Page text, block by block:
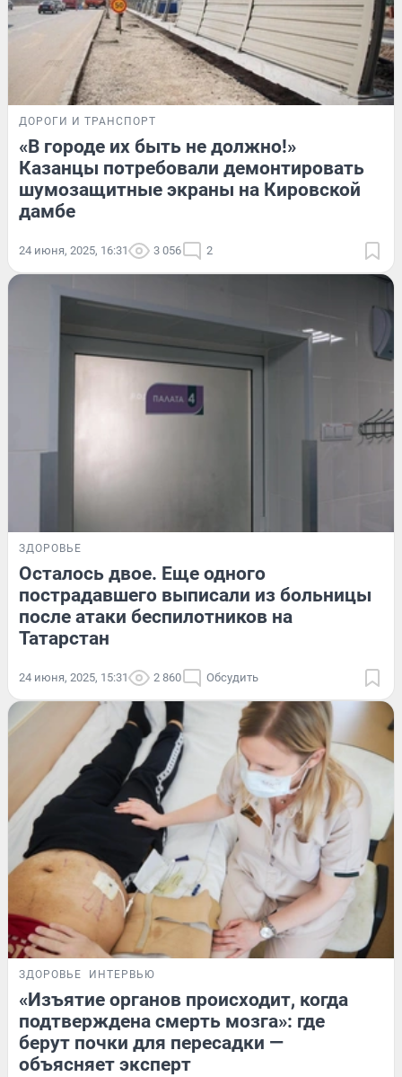
ДОРОГИ И ТРАНСПОРТ
«В городе их быть не должно!»
Казанцы потребовали демонтировать
шумозащитные экраны на Кировской
дамбе
24 июня, 2025, 16:31 3 056 2
ЗДОРОВЬЕ
Осталось двое. Еще одного
пострадавшего выписали из больницы
после атаки беспилотников на
Татарстан
24 июня, 2025, 15:31 2 860 Обсудить
ЗДОРОВЬЕ ИНТЕРВЬЮ
«Изъятие органов происходит, когда
подтверждена смерть мозга»: где
берут почки для пересадки —
объясняет эксперт